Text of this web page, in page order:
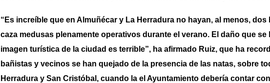
“Es increíble que en Almuñécar y La Herradura no hayan, al menos,
caza medusas plenamente operativos durante el verano. El daño que se
imagen turística de la ciudad es terrible”, ha afirmado Ruiz, que ha
bañistas y vecinos se han quejado de la presencia de las natas, sobre
Herradura y San Cristóbal, cuando la el Ayuntamiento debería contar